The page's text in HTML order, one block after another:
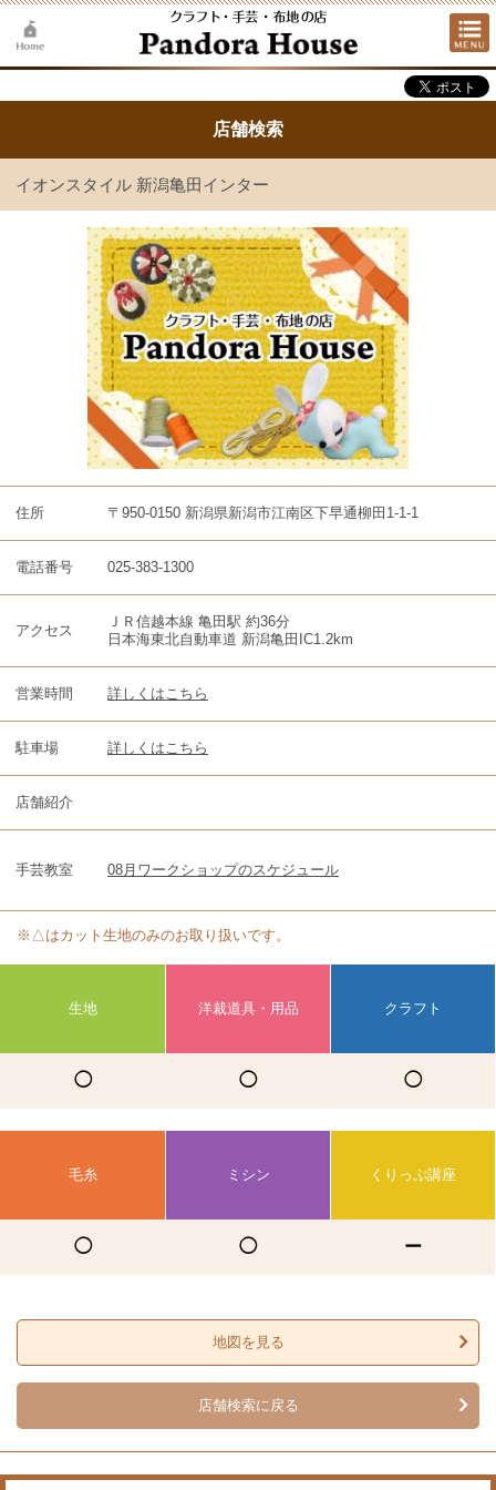
店舗検索
イオンスタイル 新潟亀田インター
住所 〒950-0150 新潟県新潟市江南区下早通柳田1-1-1
電話番号 025-383-1300
アクセス
ＪＲ信越本線 亀田駅 約36分
日本海東北自動車道 新潟亀田IC1.2km
営業時間 詳しくはこちら
駐車場 詳しくはこちら
店舗紹介
手芸教室 08月ワークショップのスケジュール
※△はカット生地のみのお取り扱いです。
生地 洋裁道具・用品 クラフト
◯ ◯ ◯
毛糸 ミシン くりっぷ講座
◯ ◯ ー
地図を見る
店舗検索に戻る